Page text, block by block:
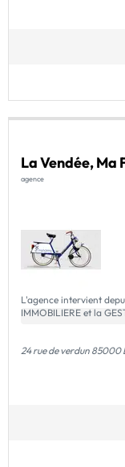
La Vendée, Ma
agence
L'agence intervient
IMMOBILIERE et la
24 rue de verdun 85000